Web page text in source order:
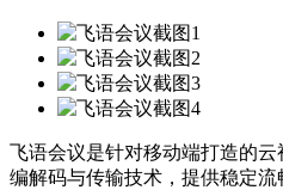
飞语会议是针对移动端打造的
编解码与传输技术，提供稳定流